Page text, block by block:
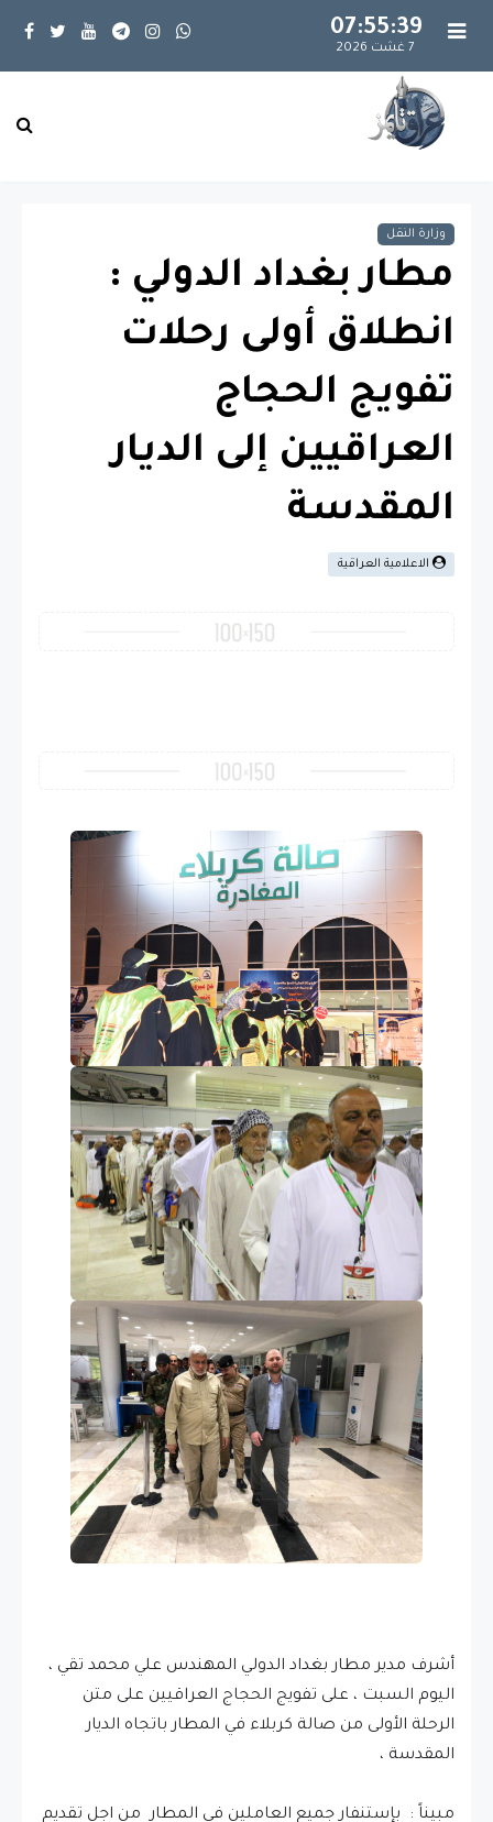
07:55:40
7 غشت 2026
وزارة النقل
مطار بغداد الدولي :
انطلاق أولى رحلات
تفويج الحجاج
العراقيين إلى الديار
المقدسة
الاعلامية العراقية
أشرف مدير مطار بغداد الدولي المهندس علي محمد تقي ،
اليوم السبت ، على تفويج الحجاج العراقيين على متن
الرحلة الأولى من صالة كربلاء في المطار باتجاه الديار
المقدسة ،
مبيناً : بإستنفار جميع العاملين في المطار من اجل تقديم